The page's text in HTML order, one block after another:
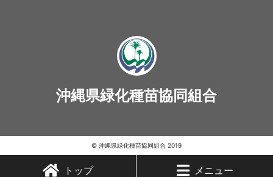
トップ メニュー
沖縄県緑化種苗協同組合
© 沖縄県緑化種苗協同組合 2019